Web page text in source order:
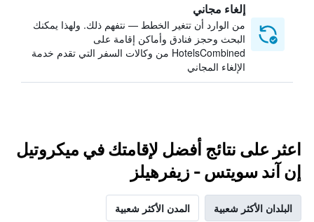
إلغاء مجاني
من الوارد أن تتغير الخطط — نتفهم ذلك. ولهذا يمكنك
البحث وحجز فنادق وأماكن إقامة على
HotelsCombined من وكالات السفر التي تقدم خدمة
الإلغاء المجاني
اعثر على نتائج أفضل لإقامتك في ميكروتيل
إن آند سويتس - زيفرهيلز
البلدان الأكثر شعبية المدن الأكثر شعبية